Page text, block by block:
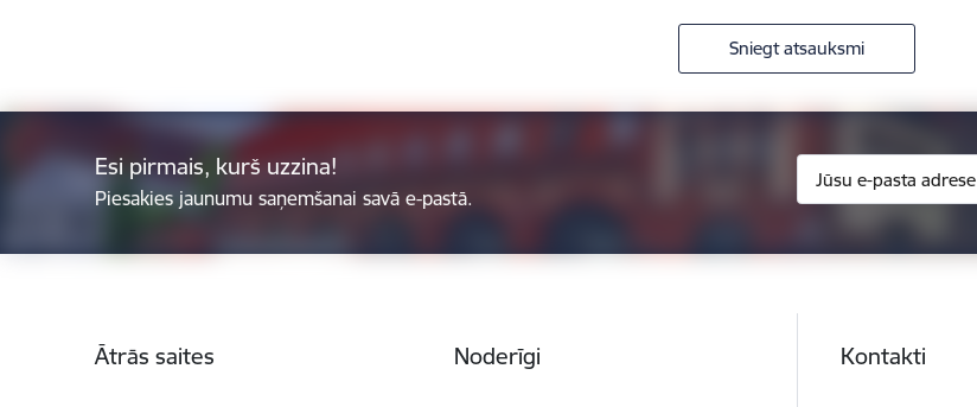
Sniegt atsauksmi
Esi pirmais, kurš uzzina!
Piesakies jaunumu saņemšanai savā e-pastā.
Ātrās saites Noderīgi Kontakti